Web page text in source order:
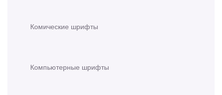
Комические шрифты
Компьютерные шрифты